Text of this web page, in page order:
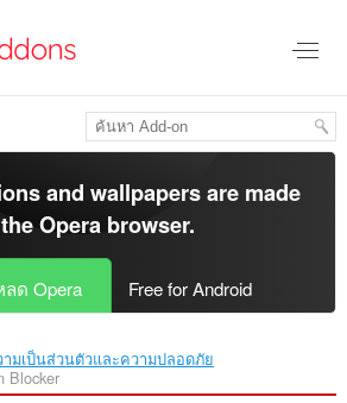
and wallpapers are made
Opera browser.
ด Opera Free for Android
ามเป็นส่วนตัวและความปลอดภัย
Blocker‎